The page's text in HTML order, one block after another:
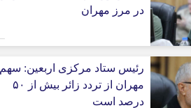
در مرز مهران
رئیس ستاد مرکزی اربعین:
مهران از تردد زائر بیش از ۵۰
درصد است